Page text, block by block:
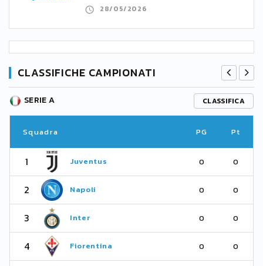
28/05/2026
CLASSIFICHE CAMPIONATI
SERIE A CLASSIFICA
Squadra PG Pt
1 Juventus 0 0
2 Napoli 0 0
3 Inter 0 0
4 Fiorentina 0 0